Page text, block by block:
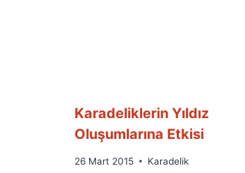
Karadeliklerin Yıldız
Oluşumlarına Etkisi
By
26 Mart 2015 Karadelik